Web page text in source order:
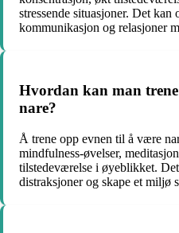
stressende situasjoner. Det kan
kommunikasjon og relasjoner
Hvordan kan man
nare?
Å trene opp evnen til å være
mindfulness-øvelser,
tilstedeværelse i øyeblikket.
distraksjoner og skape et miljø